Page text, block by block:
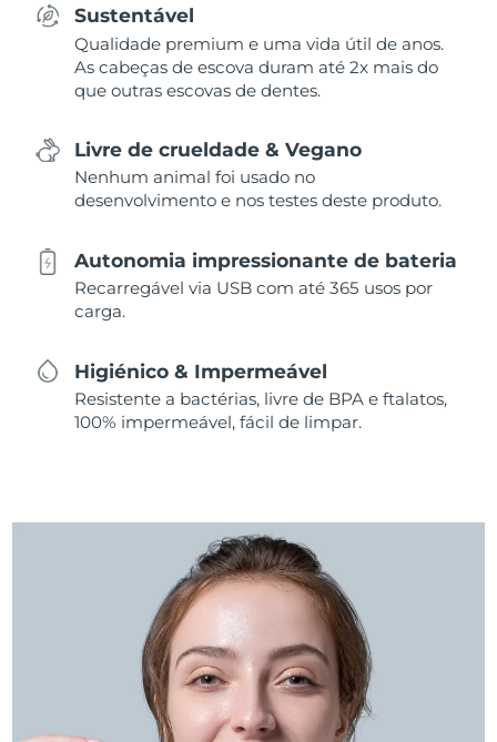
Sustentável
Qualidade premium e uma vida útil de anos.
As cabeças de escova duram até 2x mais do
que outras escovas de dentes.
Livre de crueldade & Vegano
Nenhum animal foi usado no
desenvolvimento e nos testes deste produto.
Autonomia impressionante de bateria
Recarregável via USB com até 365 usos por
carga.
Higiénico & Impermeável
Resistente a bactérias, livre de BPA e ftalatos,
100% impermeável, fácil de limpar.